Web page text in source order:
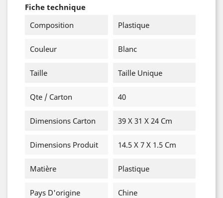
Fiche technique
Composition
Plastique
Couleur Blanc
Taille Taille Unique
Qte / Carton 40
Dimensions Carton 39 X 31 X 24 Cm
Dimensions Produit 14.5 X 7 X 1.5 Cm
Matière Plastique
Pays D'origine Chine